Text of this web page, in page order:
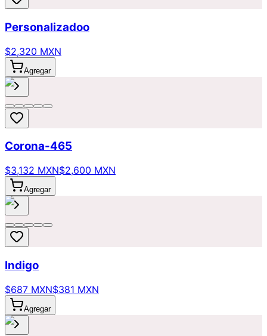
Personalizadoo
$2,320 MXN
Agregar
Corona-465
$3,132 MXN$2,600 MXN
Agregar
Indigo
$687 MXN$381 MXN
Agregar